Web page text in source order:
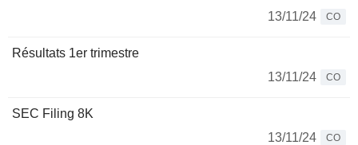
13/11/24
CO
Résultats 1er trimestre
13/11/24
CO
SEC Filing 8K
13/11/24
CO